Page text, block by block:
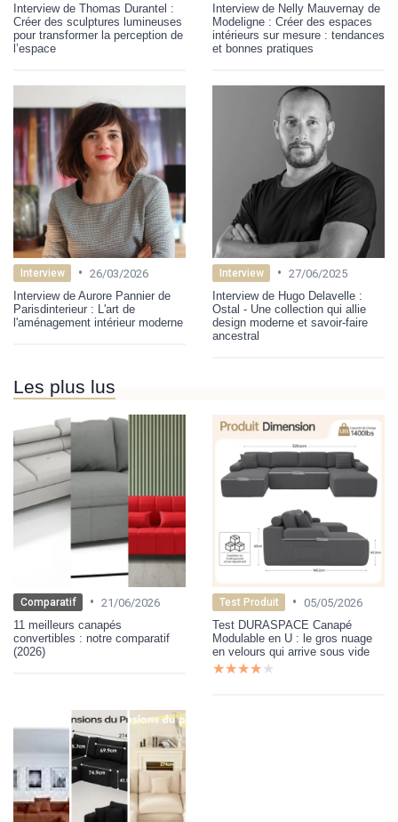
Interview de Thomas Durantel :
Créer des sculptures lumineuses
pour transformer la perception de
l’espace
Interview de Nelly Mauvernay de
Modeligne : Créer des espaces
intérieurs sur mesure : tendances
et bonnes pratiques
Interview • 26/03/2026
Interview de Aurore Pannier de
Parisdinterieur : L'art de
l'aménagement intérieur moderne
Interview • 27/06/2025
Interview de Hugo Delavelle :
Ostal - Une collection qui allie
design moderne et savoir-faire
ancestral
Les plus lus
Comparatif • 21/06/2026
11 meilleurs canapés
convertibles : notre comparatif
(2026)
Test Produit • 05/05/2026
Test DURASPACE Canapé
Modulable en U : le gros nuage
en velours qui arrive sous vide
★★★★★
★★★★★